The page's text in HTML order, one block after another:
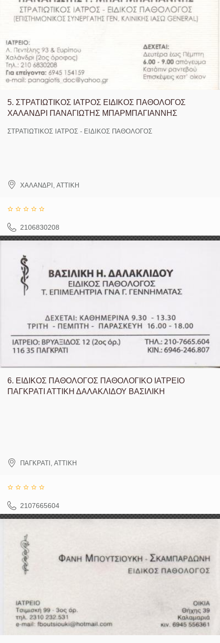
5. ΣΤΡΑΤΙΩΤΙΚΟΣ ΙΑΤΡΟΣ ΕΙΔΙΚΟΣ ΠΑΘΟΛΟΓΟΣ
ΧΑΛΑΝΔΡΙ ΠΑΝΑΓΙΩΤΗΣ ΜΠΑΡΜΠΑΓΙΑΝΝΗΣ
ΣΤΡΑΤΙΩΤΙΚΟΣ ΙΑΤΡΟΣ - ΕΙΔΙΚΟΣ ΠΑΘΟΛΟΓΟΣ
ΧΑΛΑΝΔΡΙ ΑΤΤΙΚΗ
2106830208
6. ΕΙΔΙΚΟΣ ΠΑΘΟΛΟΓΟΣ ΠΑΘΟΛΟΓΙΚΟ ΙΑΤΡΕΙΟ
ΠΑΓΚΡΑΤΙ ΑΤΤΙΚΗ ΔΑΛΑΚΛΙΔΟΥ ΒΑΣΙΛΙΚΗ
ΠΑΓΚΡΑΤΙ , ΑΤΤΙΚΗ
2107665604